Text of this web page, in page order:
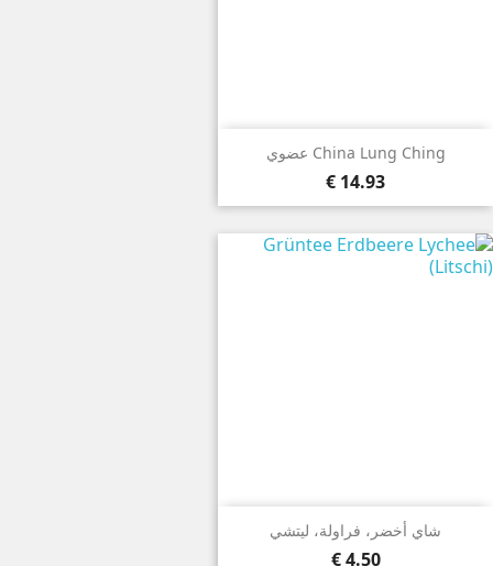
China Lung Ching عضوي
14.93 €
شاي أخضر، فراولة، ليتشي
4.50 €